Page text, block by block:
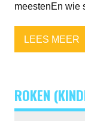
meestenEn wie
LEES MEER
ROKEN